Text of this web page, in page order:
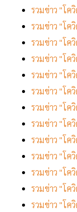
รวมข่าว "โ
รวมข่าว "โ
รวมข่าว "โ
รวมข่าว "โ
รวมข่าว "โ
รวมข่าว "โ
รวมข่าว "โ
รวมข่าว "โ
รวมข่าว "โ
รวมข่าว "โ
รวมข่าว "โ
รวมข่าว "โ
รวมข่าว "โ